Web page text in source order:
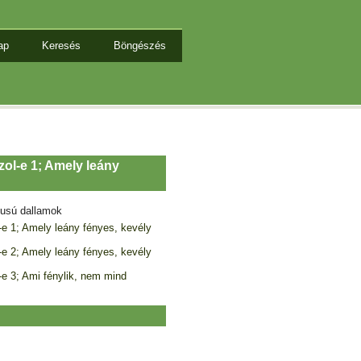
Keresés Böngészés
e 1; Amely leány
dallamok
1; Amely leány fényes, kevély
2; Amely leány fényes, kevély
3; Ami fénylik, nem mind